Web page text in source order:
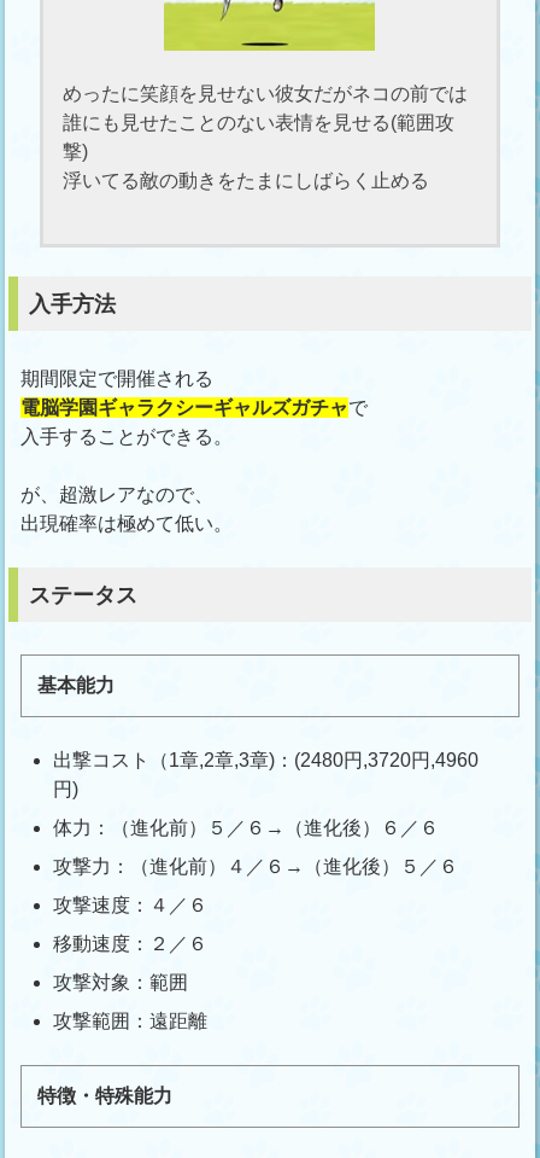
めったに笑顔を見せない彼女だがネコの前では
誰にも見せたことのない表情を見せる(範囲攻
撃)
浮いてる敵の動きをたまにしばらく止める
入手方法
期間限定で開催される
電脳学園ギャラクシーギャルズガチャで
入手することができる。
が、超激レアなので、
出現確率は極めて低い。
ステータス
基本能力
出撃コスト（1章,2章,3章)：(2480円,3720円,4960
円)
体力：（進化前）５／６→（進化後）６／６
攻撃力：（進化前）４／６→（進化後）５／６
攻撃速度：４／６
移動速度：２／６
攻撃対象：範囲
攻撃範囲：遠距離
特徴・特殊能力